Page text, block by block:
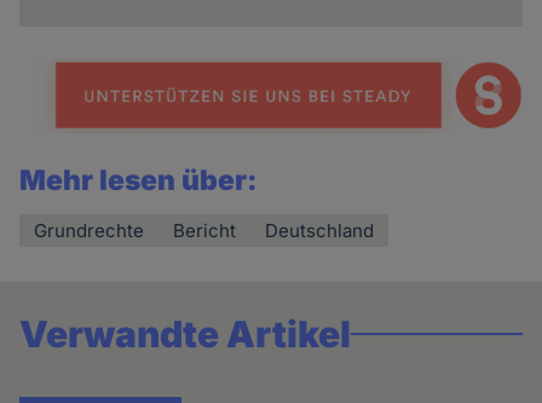
Mehr lesen über:
Grundrechte Bericht Deutschland
Verwandte Artikel